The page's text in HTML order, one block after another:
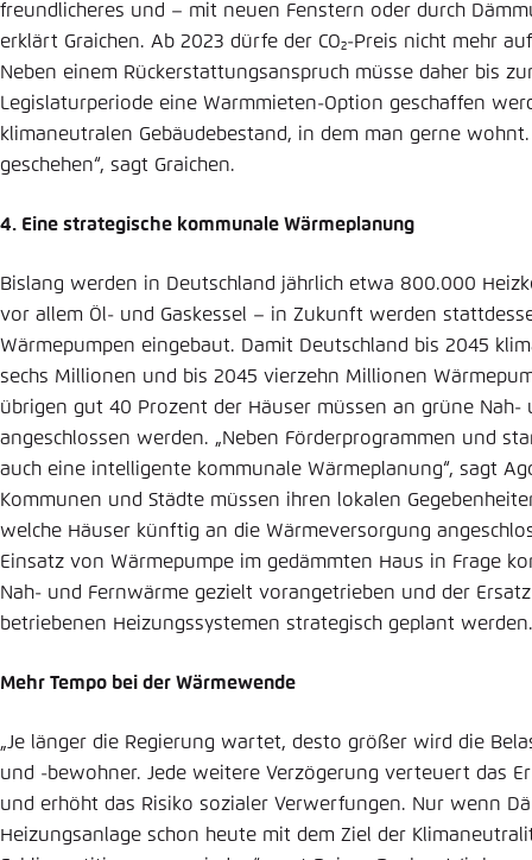
freundlicheres und – mit neuen Fenstern oder durch
erklärt Graichen. Ab 2023 dürfe der CO₂-Preis nicht mehr
Neben einem Rückerstattungsanspruch müsse daher bis
Legislatur­periode eine Warmmieten-Option geschaffen
klimaneutralen Gebäudebestand, in dem man gerne
geschehen“, sagt Graichen.
4. Eine strategische kommunale Wärmeplanung
Bislang werden in Deutschland jährlich etwa 800.000
vor allem Öl- und Gaskessel – in Zukunft werden
Wärmepumpen einge­baut. Damit Deutschland bis 2045
sechs Millionen und bis 2045 vierzehn Millionen
übrigen gut 40 Prozent der Häuser müssen an grüne Nah-
angeschlossen werden. „Neben Förderpro­gram­men und
auch eine intelligente kommunale Wärmeplanung“, sagt
Kommunen und Städte müssen ihren lokalen
welche Häuser künftig an die Wärmeversorgung
Einsatz von Wärmepumpe im gedämmten Haus in Frage
Nah- und Fernwärme gezielt vorangetrieben und der
betriebenen Hei­zungssystemen strategisch geplant werden.
Mehr Tempo bei der Wärmewende
„Je länger die Regierung wartet, desto größer wird die
und -bewohner. Jede weitere Verzögerung verteuert das
und erhöht das Risiko sozialer Verwerfungen. Nur wenn
Heizungs­anlage schon heute mit dem Ziel der